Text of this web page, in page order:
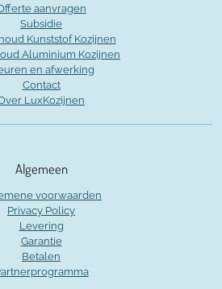
aanvragen
Subsidie
Kunststof Kozijnen
Aluminium Kozijnen
en afwerking
Contact
LuxKozijnen
Algemeen
voorwaarden
Privacy Policy
Levering
Garantie
Betalen